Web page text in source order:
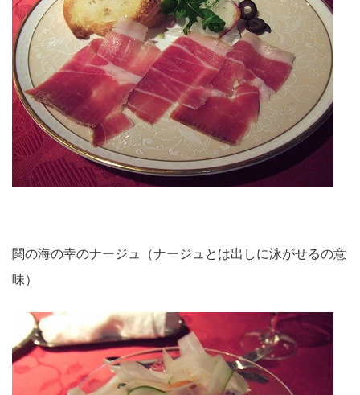
関の海の幸のナージュ（ナージュとは出しに泳がせるの意
味）